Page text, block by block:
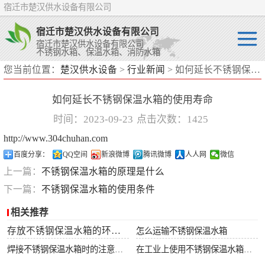
宿迁市楚汉供水设备有限公司
宿迁市楚汉供水设备有限公司
宿迁市楚汉供水设备有限公司
不锈钢水箱、保温水箱、消防水箱
您当前位置： 楚汉供水设备 > 行业新闻 > 如何延长不锈钢保温水箱的使用寿命
如何延长不锈钢保温水箱的使用寿命
时间：2023-09-23 点击次数：1425
http://www.304chuhan.com
百度分享： QQ空间 新浪微博 腾讯微博 人人网 微信
上一篇： 不锈钢保温水箱的原理是什么
下一篇： 不锈钢保温水箱的使用条件
相关推荐
存放不锈钢保温水箱的环境要求
怎么运输不锈钢保温水箱
不锈钢水箱
消防水箱